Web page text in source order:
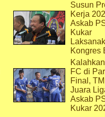
Susun
Kerja
Askab
Kukar
Kongres
FC di
Final,
Juara
Askab
Kukar